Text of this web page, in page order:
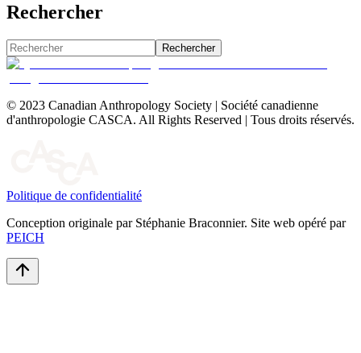
Rechercher
Rechercher
© 2023 Canadian Anthropology Society | Société canadienne
d'anthropologie CASCA. All Rights Reserved | Tous droits réservés.
Politique de confidentialité
Conception originale par Stéphanie Braconnier. Site web opéré par
PEICH